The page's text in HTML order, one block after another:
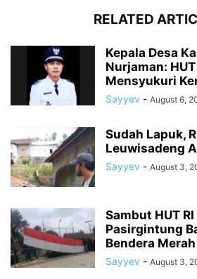
RELATED
Kepala Desa
Nurjaman:
Mensyukuri
Sayyev - August 6,
Sudah Lapuk,
Leuwisadeng
Sayyev - August 3,
Sambut HUT
Pasirgintung
Bendera
Sayyev - August 3,